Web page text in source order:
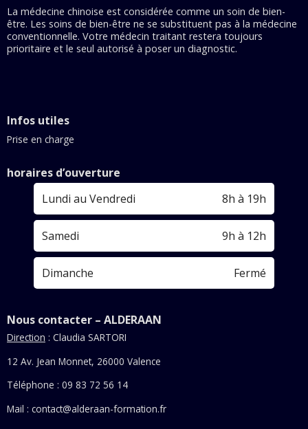
La médecine chinoise est considérée comme un soin de bien-
être. Les soins de bien-être ne se substituent pas à la médecine
conventionnelle. Votre médecin traitant restera toujours
prioritaire et le seul autorisé à poser un diagnostic.
Infos utiles
Prise en charge
horaires d’ouverture
Lundi au Vendredi
8h à 19h
Samedi 9h à 12h
Dimanche Fermé
Nous contacter – ALDERAAN
Direction : Claudia SARTORI
12 Av. Jean Monnet, 26000 Valence
Téléphone : 09 83 72 56 14
Mail : contact@alderaan-formation.fr